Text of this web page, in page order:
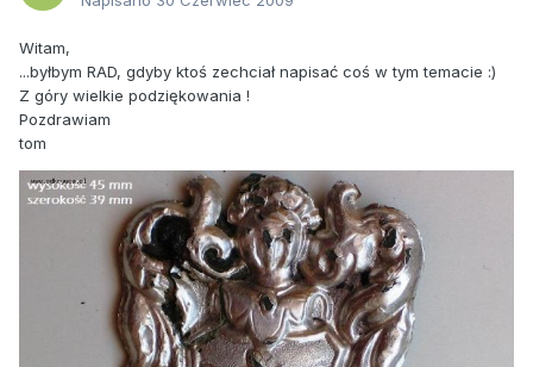
Witam,
...byłbym RAD, gdyby ktoś zechciał napisać coś w tym temacie :)
Z góry wielkie podziękowania !
Pozdrawiam
tom